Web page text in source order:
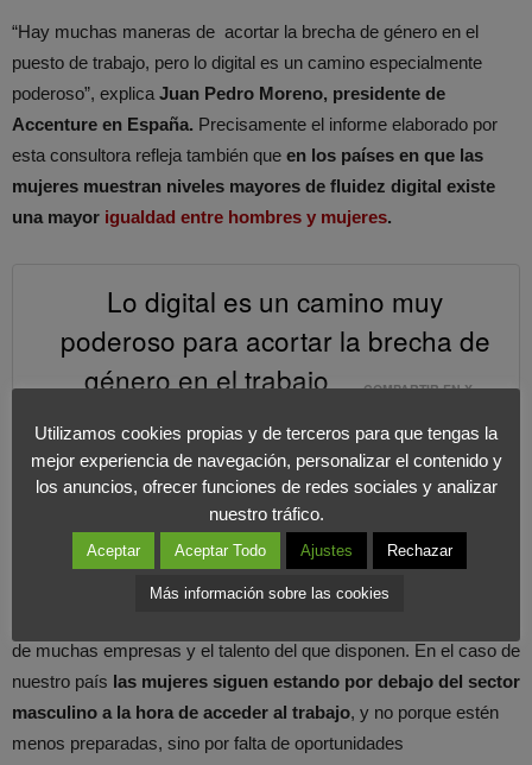
“Hay muchas maneras de acortar la brecha de género en el
puesto de trabajo, pero lo digital es un camino especialmente
poderoso”, explica Juan Pedro Moreno, presidente de
Accenture en España. Precisamente el informe elaborado por
esta consultora refleja también que en los países en que las
mujeres muestran niveles mayores de fluidez digital existe
una mayor igualdad entre hombres y mujeres.
Lo digital es un camino muy
poderoso para acortar la brecha de
género en el trabajo
COMPARTIR EN X
Valía y profesionalidad
Las mujeres presentan en la actualidad un
profesionales que aún no han terminado de explotar
mercado laboral, pero que de llevarse a cabo podría suponer el
de muchas empresas y el talento del que disponen. En el caso de
nuestro país las mujeres siguen estando por debajo del sector
masculino a la hora de acceder al trabajo, y no porque estén
menos preparadas, sino por falta de oportunidades
Utilizamos cookies propias y de terceros para que tengas la
mejor experiencia de navegación, personalizar el contenido y
los anuncios, ofrecer funciones de redes sociales y analizar
nuestro tráfico.
Aceptar Aceptar Todo Ajustes Rechazar
Más información sobre las cookies